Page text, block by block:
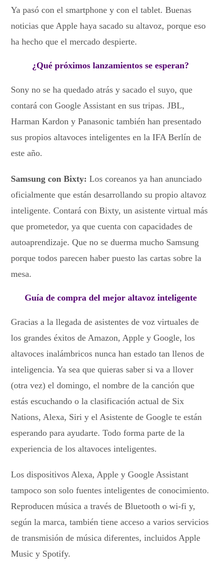
Ya pasó con el smartphone y con el tablet. Buenas
noticias que Apple haya sacado su altavoz, porque eso
ha hecho que el mercado despierte.
¿Qué próximos lanzamientos se esperan?
Sony no se ha quedado atrás y sacado el suyo, que
contará con Google Assistant en sus tripas. JBL,
Harman Kardon y Panasonic también han presentado
sus propios altavoces inteligentes en la IFA Berlín de
este año.
Samsung con Bixty: Los coreanos ya han anunciado
oficialmente que están desarrollando su propio altavoz
inteligente. Contará con Bixty, un asistente virtual más
que prometedor, ya que cuenta con capacidades de
autoaprendizaje. Que no se duerma mucho Samsung
porque todos parecen haber puesto las cartas sobre la
mesa.
Guía de compra del mejor altavoz inteligente
Gracias a la llegada de asistentes de voz virtuales de
los grandes éxitos de Amazon, Apple y Google, los
altavoces inalámbricos nunca han estado tan llenos de
inteligencia. Ya sea que quieras saber si va a llover
(otra vez) el domingo, el nombre de la canción que
estás escuchando o la clasificación actual de Six
Nations, Alexa, Siri y el Asistente de Google te están
esperando para ayudarte. Todo forma parte de la
experiencia de los altavoces inteligentes.
Los dispositivos Alexa, Apple y Google Assistant
tampoco son solo fuentes inteligentes de conocimiento.
Reproducen música a través de Bluetooth o wi-fi y,
según la marca, también tiene acceso a varios servicios
de transmisión de música diferentes, incluidos Apple
Music y Spotify.